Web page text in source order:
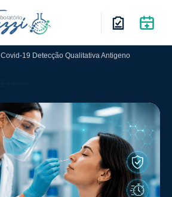
Covid-19 Detecção Qualitativa Antigeno